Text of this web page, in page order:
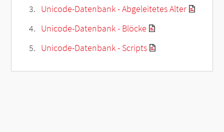
Unicode-Datenbank - Abgeleitetes Alter
Unicode-Datenbank - Blöcke
Unicode-Datenbank - Scripts